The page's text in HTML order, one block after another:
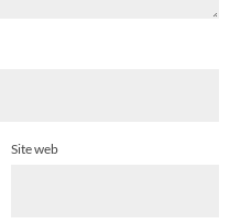
Site web